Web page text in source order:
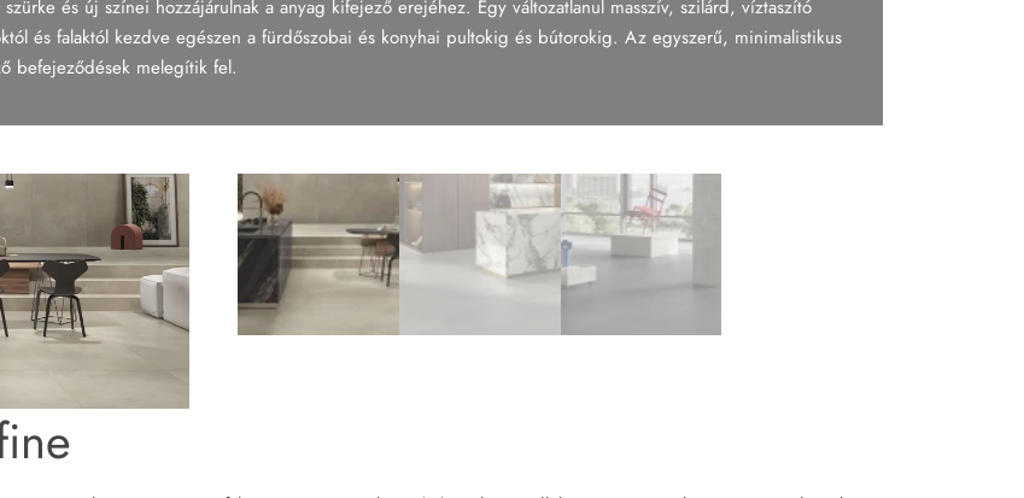
és új színei hozzájárulnak a anyag kifejező erejéhez. Egy változatlanul masszív, szilárd, víztaszító
és falaktól kezdve egészen a fürdőszobai és konyhai pultokig és bútorokig. Az egyszerű, minimalistikus
befejeződések melegítik fel.